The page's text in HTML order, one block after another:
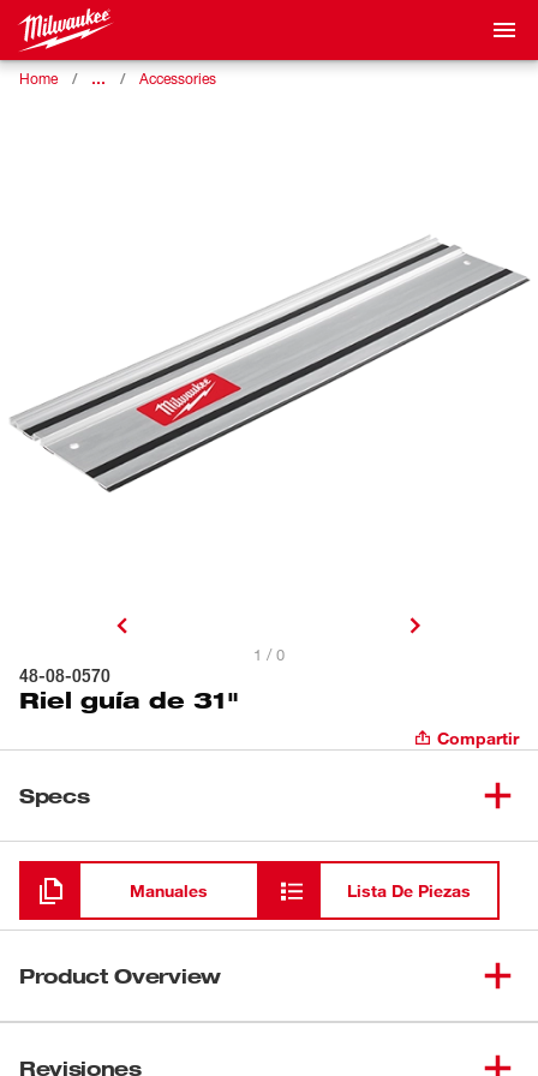
Home … Accessories
1 / 0
48-08-0570
Riel guía de 31"
Compartir
Specs
Cargando
Manuales Lista De Piezas
Product Overview
trabajar con la sierra circular de inmersión M18 FUEL
TM
Revisiones